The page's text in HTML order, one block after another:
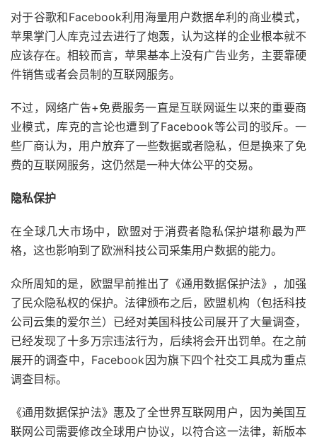
对于谷歌和Facebook利用海量用户数据牟利的商业模式，
苹果掌门人库克过去进行了炮轰，认为这样的企业根本就不
应该存在。相较而言，苹果基本上没有广告业务，主要靠硬
件销售或者会员制的互联网服务。
不过，网络广告+免费服务一直是互联网诞生以来的重要商
业模式，库克的言论也遭到了Facebook等公司的驳斥。一
些厂商认为，用户放弃了一些数据或者隐私，但是换来了免
费的互联网服务，这仍然是一种大体公平的交易。
隐私保护
在全球几大市场中，欧盟对于消费者隐私保护堪称最为严
格，这也影响到了欧洲科技公司采集用户数据的能力。
众所周知的是，欧盟早前推出了《通用数据保护法》，加强
了民众隐私权的保护。法律颁布之后，欧盟机构（包括科技
公司云集的爱尔兰）已经对美国科技公司展开了大量调查，
已经发现了十多万宗违法行为，后续将会开出罚单。在之前
展开的调查中，Facebook因为旗下四个社交工具成为重点
调查目标。
《通用数据保护法》惠及了全世界互联网用户，因为美国互
联网公司需要修改全球用户协议，以符合这一法律，新版本